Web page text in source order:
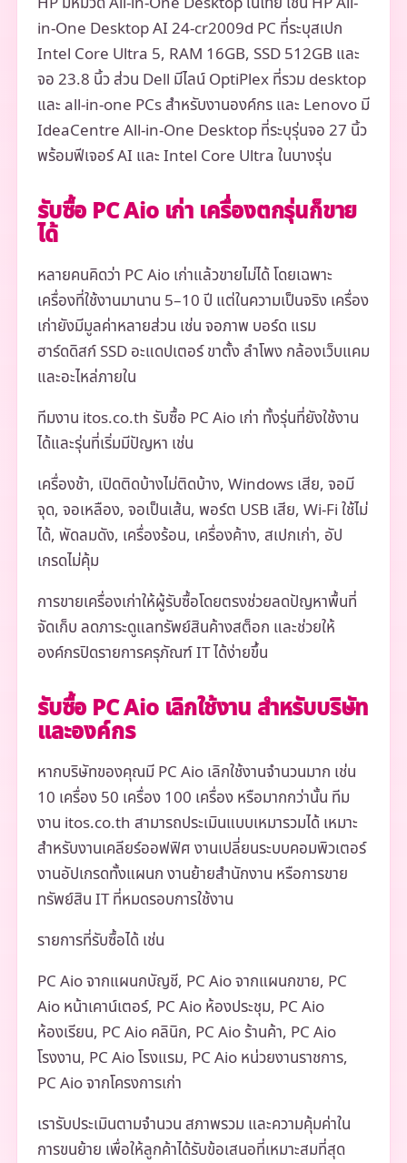
in-One Desktop AI 24-cr2009d PC ที่ระบุสเปก
Intel Core Ultra 5, RAM 16GB, SSD 512GB และ
จอ 23.8 นิ้ว ส่วน Dell มีไลน์ OptiPlex ที่รวม desktop
และ all-in-one PCs สำหรับงานองค์กร และ Lenovo มี
IdeaCentre All-in-One Desktop ที่ระบุรุ่นจอ 27 นิ้ว
พร้อมฟีเจอร์ AI และ Intel Core Ultra ในบางรุ่น
รับซื้อ PC Aio เก่า เครื่องตกรุ่นก็ขาย
ได้
หลายคนคิดว่า PC Aio เก่าแล้วขายไม่ได้ โดยเฉพาะ
เครื่องที่ใช้งานมานาน 5–10 ปี แต่ในความเป็นจริง เครื่อง
เก่ายังมีมูลค่าหลายส่วน เช่น จอภาพ บอร์ด แรม
ฮาร์ดดิสก์ SSD อะแดปเตอร์ ขาตั้ง ลำโพง กล้องเว็บแคม
และอะไหล่ภายใน
ทีมงาน itos.co.th รับซื้อ PC Aio เก่า ทั้งรุ่นที่ยังใช้งาน
ได้และรุ่นที่เริ่มมีปัญหา เช่น
เครื่องช้า, เปิดติดบ้างไม่ติดบ้าง, Windows เสีย, จอมี
จุด, จอเหลือง, จอเป็นเส้น, พอร์ต USB เสีย, Wi-Fi ใช้ไม่
ได้, พัดลมดัง, เครื่องร้อน, เครื่องค้าง, สเปกเก่า, อัป
เกรดไม่คุ้ม
การขายเครื่องเก่าให้ผู้รับซื้อโดยตรงช่วยลดปัญหาพื้นที่
จัดเก็บ ลดภาระดูแลทรัพย์สินค้างสต็อก และช่วยให้
องค์กรปิดรายการครุภัณฑ์ IT ได้ง่ายขึ้น
รับซื้อ PC Aio เลิกใช้งาน สำหรับบริษัท
และองค์กร
หากบริษัทของคุณมี PC Aio เลิกใช้งานจำนวนมาก เช่น
10 เครื่อง 50 เครื่อง 100 เครื่อง หรือมากกว่านั้น ทีม
งาน itos.co.th สามารถประเมินแบบเหมารวมได้ เหมาะ
สำหรับงานเคลียร์ออฟฟิศ งานเปลี่ยนระบบคอมพิวเตอร์
งานอัปเกรดทั้งแผนก งานย้ายสำนักงาน หรือการขาย
ทรัพย์สิน IT ที่หมดรอบการใช้งาน
รายการที่รับซื้อได้ เช่น
PC Aio จากแผนกบัญชี, PC Aio จากแผนกขาย, PC
Aio หน้าเคาน์เตอร์, PC Aio ห้องประชุม, PC Aio
ห้องเรียน, PC Aio คลินิก, PC Aio ร้านค้า, PC Aio
โรงงาน, PC Aio โรงแรม, PC Aio หน่วยงานราชการ,
PC Aio จากโครงการเก่า
เรารับประเมินตามจำนวน สภาพรวม และความคุ้มค่าใน
การขนย้าย เพื่อให้ลูกค้าได้รับข้อเสนอที่เหมาะสมที่สุด